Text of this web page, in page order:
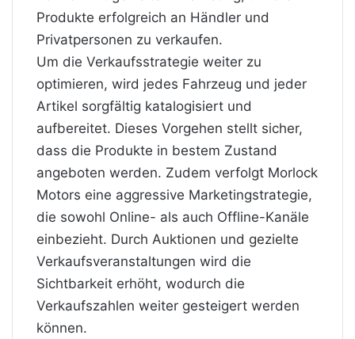
Produkte erfolgreich an Händler und
Privatpersonen zu verkaufen.
Um die Verkaufsstrategie weiter zu
optimieren, wird jedes Fahrzeug und jeder
Artikel sorgfältig katalogisiert und
aufbereitet. Dieses Vorgehen stellt sicher,
dass die Produkte in bestem Zustand
angeboten werden. Zudem verfolgt Morlock
Motors eine aggressive Marketingstrategie,
die sowohl Online- als auch Offline-Kanäle
einbezieht. Durch Auktionen und gezielte
Verkaufsveranstaltungen wird die
Sichtbarkeit erhöht, wodurch die
Verkaufszahlen weiter gesteigert werden
können.